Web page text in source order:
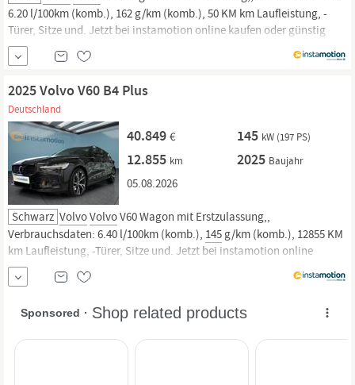
6.20 l/100km (komb.), 162 g/km (komb.), 50 KM km Laufleistung, -
Türer, Sitze und. Jetzt bei instamotion online kaufen oder günstig
finanzieren. Nur geprüfte Fahrzeuge mit Garantie, 14 Tage
Rückgaberecht und Lieferung vor die Haustür. Jetzt informieren!
2025 Volvo V60 B4 Plus
Deutschland
40.849 € 145 kW (197 PS)
12.855 km 2025 Baujahr
05.08.2026
Schwarz VolvoVolvoV60 Wagon mit Erstzulassung,,
Verbrauchsdaten: 6.40 l/100km (komb.), 145 g/km (komb.), 12855 KM
km Laufleistung, -Türer, Sitze und. Jetzt bei instamotion online
kaufen oder günstig finanzieren. Nur geprüfte Fahrzeuge mit
Garantie, 14 Tage Rückgaberecht und Lieferung vor die Haustür. Jetzt